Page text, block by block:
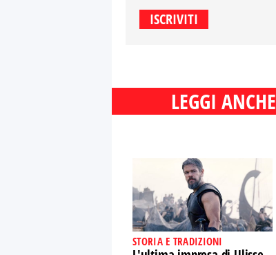
LEGGI ANCHE
STORIA E TRADIZIONI